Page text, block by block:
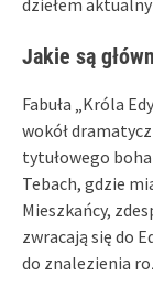
Jakie są
Fabuła „Króla
wokół
tytułowego
Tebach, gdzie
Mieszkańcy,
zwracają się do
do znalezienia